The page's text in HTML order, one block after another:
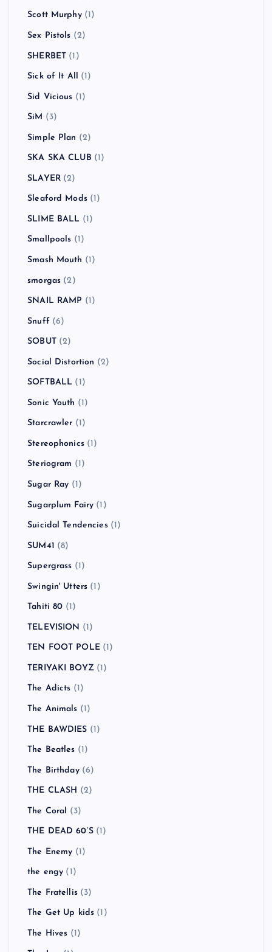
Scott Murphy(1)
Sex Pistols (2)
SHERBET (1)
Sick of It All (1)
Sid Vicious (1)
SiM (3)
Simple Plan (2)
SKA SKA CLUB (1)
SLAYER(2)
Sleaford Mods(1)
SLIME BALL (1)
Smallpools (1)
Smash Mouth (1)
smorgas (2)
SNAIL RAMP (1)
Snuff (6)
SOBUT(2)
Social Distortion (2)
SOFTBALL (1)
Sonic Youth (1)
Starcrawler (1)
Stereophonics(1)
Steriogram (1)
Sugar Ray (1)
Sugarplum Fairy (1)
Suicidal Tendencies(1)
SUM41 (8)
Supergrass (1)
Swingin' Utters (1)
Tahiti 80 (1)
TELEVISION (1)
TEN FOOT POLE(1)
TERIYAKI BOYZ(1)
The Adicts (1)
The Animals (1)
THE BAWDIES (1)
The Beatles (1)
The Birthday(6)
THE CLASH (2)
The Coral (3)
THE DEAD 60’S(1)
The Enemy (1)
the engy (1)
The Fratellis(3)
The Get Up kids (1)
The Hives (1)